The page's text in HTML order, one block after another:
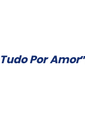
Tudo Por Amor